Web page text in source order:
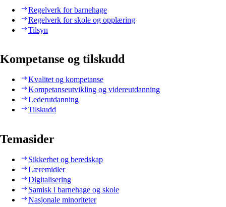
Regelverk for barnehage
Regelverk for skole og opplæring
Tilsyn
Kompetanse og tilskudd
Kvalitet og kompetanse
Kompetanseutvikling og videreutdanning
Lederutdanning
Tilskudd
Temasider
Sikkerhet og beredskap
Læremidler
Digitalisering
Samisk i barnehage og skole
Nasjonale minoriteter